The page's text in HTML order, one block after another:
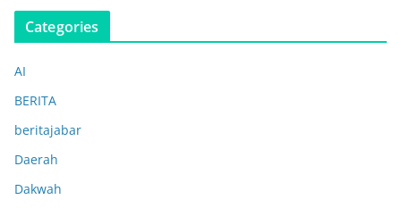
Categories
AI
BERITA
beritajabar
Daerah
Dakwah